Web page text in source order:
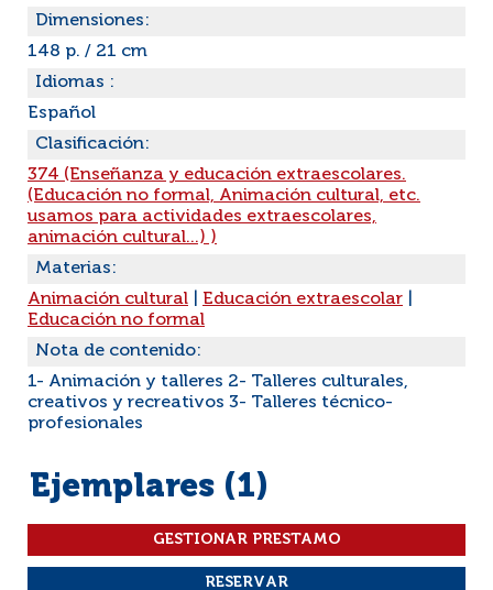
Dimensiones:
148 p. / 21 cm
Idiomas :
Español
Clasificación:
374 (Enseñanza y educación extraescolares.
(Educación no formal, Animación cultural, etc.
usamos para actividades extraescolares,
animación cultural...) )
Materias:
Animación cultural
Educación extraescolar
Educación no formal
Nota de contenido:
1- Animación y talleres 2- Talleres culturales,
creativos y recreativos 3- Talleres técnico-
profesionales
Ejemplares (1)